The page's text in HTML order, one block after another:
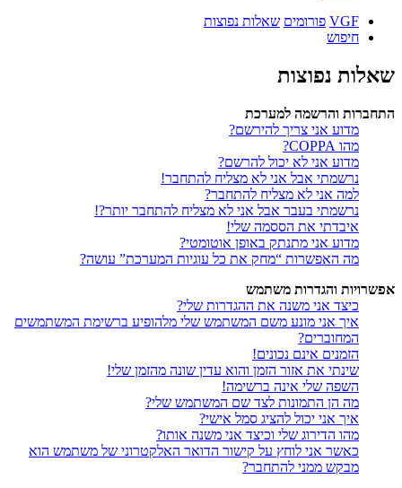
VGF פורומים שאלות נפוצות
חיפוש
שאלות נפוצות
התחברות והרשמה למערכת
מדוע אני צריך להירשם?
מהו COPPA?
מדוע אני לא יכול להרשם?
נרשמתי אבל אני לא מצליח להתחבר!
למה אני לא מצליח להתחבר?
נרשמתי בעבר אבל אני לא מצליח להתחבר יותר?!
איבדתי את הססמה שלי!
מדוע אני מתנתק באופן אוטומטי?
מה האפשרות “מחק את כל עוגיות המערכת” עושה?
אפשרויות והגדרות משתמש
כיצד אני משנה את ההגדרות שלי?
איך אני מונע משם המשתמש שלי מלהופיע ברשימת המשתמשים
המחוברים?
הזמנים אינם נכונים!
שינתי את אזור הזמן והוא עדין שונה מהזמן שלי!
השפה שלי אינה ברשימה!
מה הן התמונות לצד שם המשתמש שלי?
איך אני יכול להציג סמל אישי?
מהו הדירוג שלי וכיצד אני משנה אותו?
כאשר אני לוחץ על קישור הדואר האלקטרוני של משתמש הוא
מבקש ממני להתחבר?